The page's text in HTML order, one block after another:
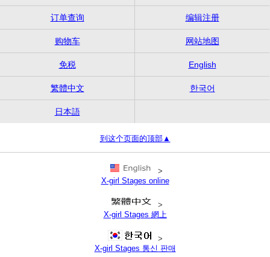
订单查询 编辑注册
购物车 网站地图
免税 English
繁體中文 한국어
日本語
到这个页面的顶部▲
>
X-girl Stages online
>
X-girl Stages 網上
>
X-girl Stages 통신 판매